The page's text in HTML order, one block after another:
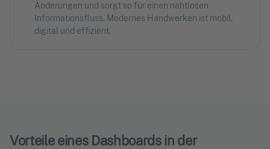
Änderungen und sorgt so für einen nahtlosen
Informationsfluss. Modernes Handwerken ist mobil,
digital und effizient.
Vorteile eines Dashboards in der